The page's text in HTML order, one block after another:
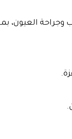
وجراحة العيون،